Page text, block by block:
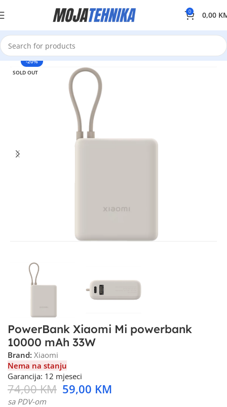
0 0,00
-20%
SOLD OUT
PowerBank Xiaomi Mi powerbank
10000 mAh 33W
Brand: Xiaomi
Nema na stanju
Garancija: 12 mjeseci
74,00KM 59,00 KM
sa PDV-om